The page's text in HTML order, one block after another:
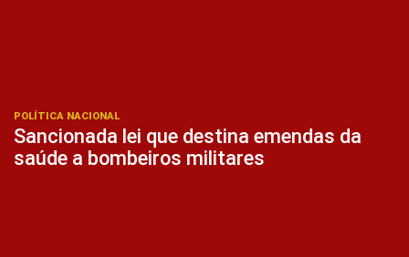
POLÍTICA NACIONAL
Sancionada lei que destina emendas da
saúde a bombeiros militares